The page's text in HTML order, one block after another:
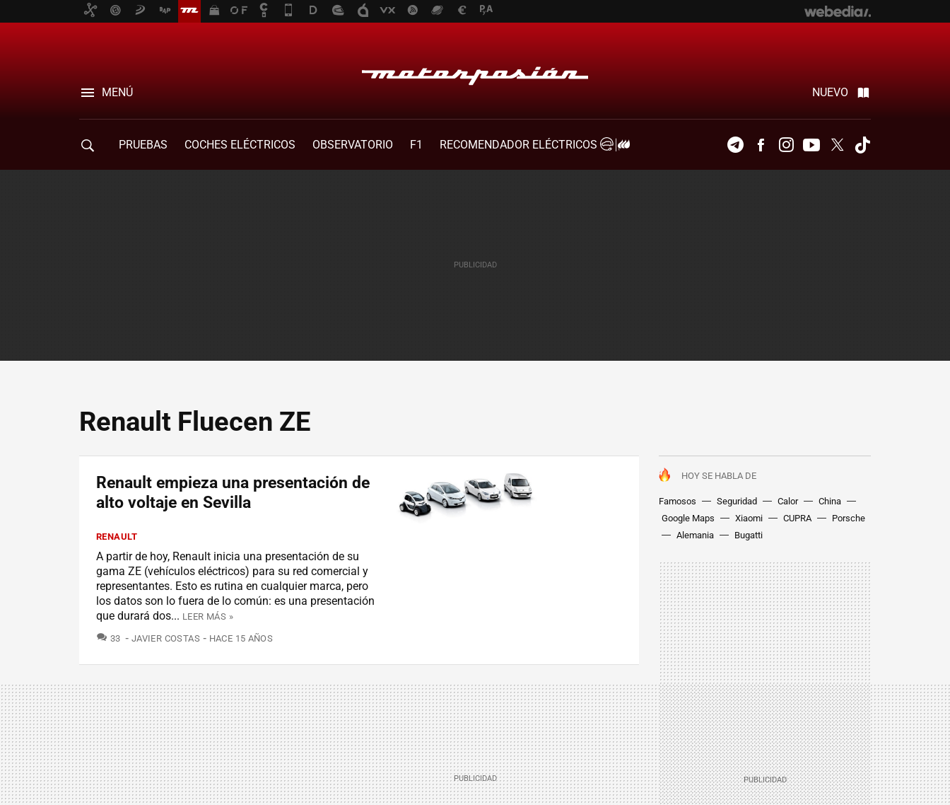
MENÚ NUEVO
PRUEBAS COCHES ELÉCTRICOS OBSERVATORIO F1
RECOMENDADOR ELÉCTRICOS
TelegramFacebookInstagramYoutubeTwitter
Renault Fluecen ZE
HOY SE HABLA DE
Famosos Seguridad Calor
China
Google Maps
Xiaomi CUPRA
Porsche
Alemania
Bugatti
Renault empieza una presentación de
alto voltaje en Sevilla
RENAULT
A partir de hoy, Renault inicia una presentación de su
gama ZE (vehículos eléctricos) para su red comercial y
representantes. Esto es rutina en cualquier marca, pero
los datos son lo fuera de lo común: es una presentación
que durará dos... LEER MÁS »
33 COMENTARIOS
JAVIER COSTAS HACE 15 AÑOS